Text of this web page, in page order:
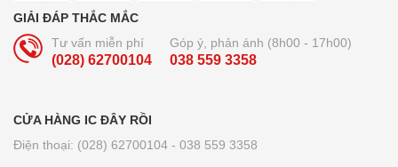
GIẢI ĐÁP THẮC MẮC
Tư vấn miễn phí
(028) 62700104
Góp ý, phản ánh (8h00 - 17h00)
038 559 3358
CỬA HÀNG IC ĐÂY RỒI
Điện thoại: (028) 62700104 - 038 559 3358